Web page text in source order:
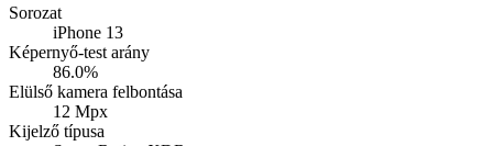
Sorozat
iPhone 13
Képernyő-test arány
86.0%
Elülső kamera felbontása
12 Mpx
Kijelző típusa